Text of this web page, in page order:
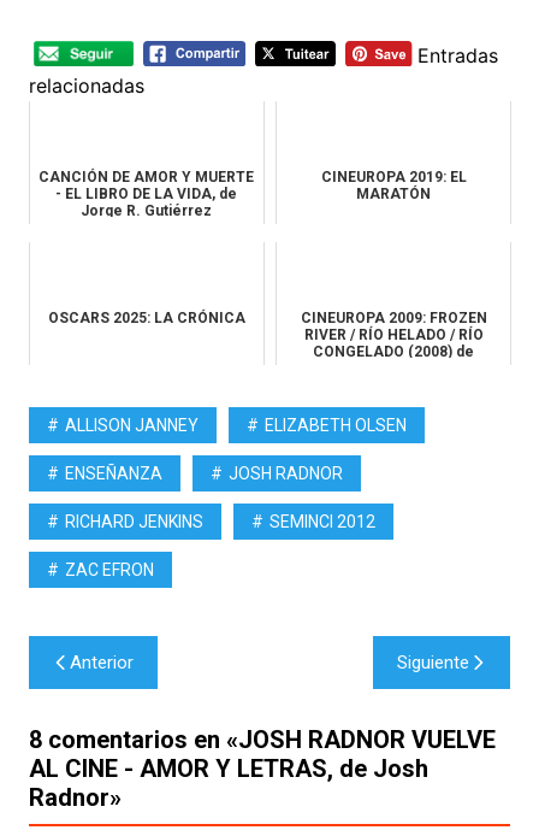
Entradas
relacionadas
CANCIÓN DE AMOR Y MUERTE
- EL LIBRO DE LA VIDA, de
Jorge R. Gutiérrez
CINEUROPA 2019: EL
MARATÓN
OSCARS 2025: LA CRÓNICA
CINEUROPA 2009: FROZEN
RIVER / RÍO HELADO / RÍO
CONGELADO (2008) de
ALLISON JANNEY ELIZABETH OLSEN
ENSEÑANZA JOSH RADNOR
RICHARD JENKINS SEMINCI 2012
ZAC EFRON
Navegación
de
entradas
Anterior Siguiente
8 comentarios en «JOSH RADNOR VUELVE
AL CINE - AMOR Y LETRAS, de Josh
Radnor»